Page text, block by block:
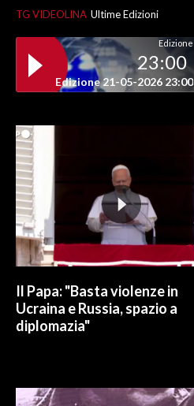
TG VIDEOLINA Ultime Edizioni
Edizione
23:00
Edizione 21-05-2026 23:00
Il Papa: "Basta violenze in
Ucraina e Russia, spazio a
diplomazia"